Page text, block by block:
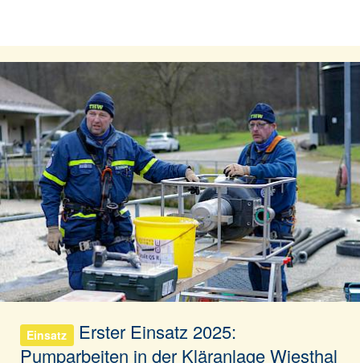
Einsatz
Erster Einsatz 2025:
Pumparbeiten in der Kläranlage Wiesthal